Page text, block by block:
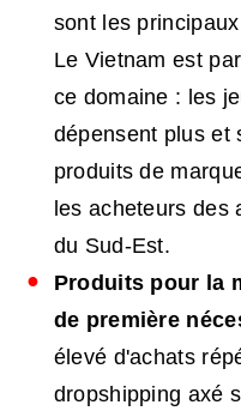
sont les
Le Vietnam est
ce domaine : les
dépensent plus et
produits de
les acheteurs des
du Sud-Est.
Produits pour la
de première
élevé d'achats
dropshipping axé